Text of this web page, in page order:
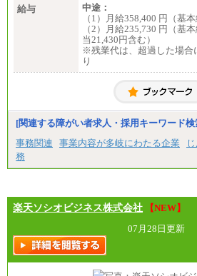
給与
中途：
（1）月給358,400 円（基本
（2）月給235,730 円（基
当21,430円含む）
※残業代は、超過した場合
り
[関連する障がい者求人・採用キーワード検
事務関連
事業内容が多岐にわたる企業
務
楽天ソシオビジネス株式会社
【NEW】
07月28日更新